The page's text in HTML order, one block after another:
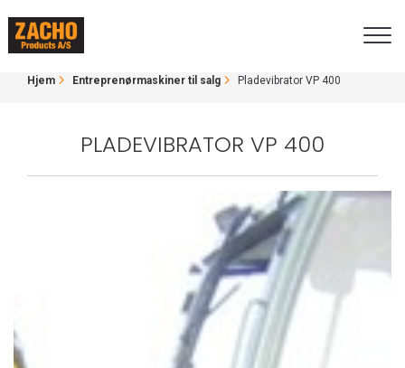
hovedindhold
PLADEVIBRATOR VP 400
BRØDKRUMME
Hjem Entreprenørmaskiner til salg Pladevibrator VP 400
PLADEVIBRATOR VP 400